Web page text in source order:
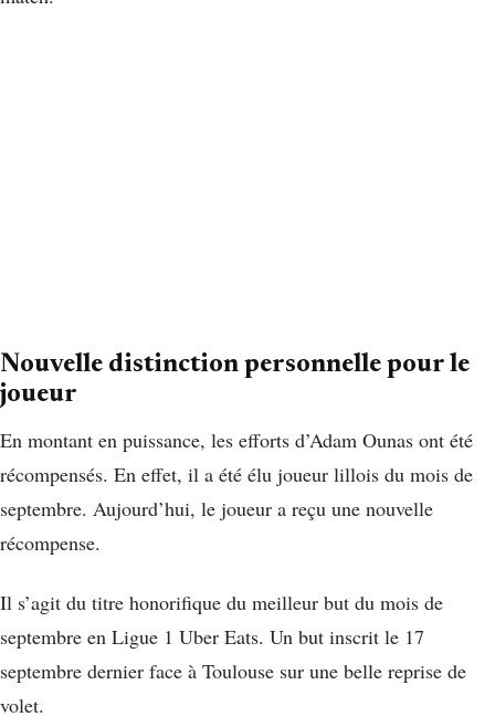
Nouvelle distinction personnelle pour le
joueur
En montant en puissance, les efforts d’Adam Ounas ont été
récompensés. En effet, il a été élu joueur lillois du mois de
septembre. Aujourd’hui, le joueur a reçu une nouvelle
récompense.
Il s’agit du titre honorifique du meilleur but du mois de
septembre en Ligue 1 Uber Eats. Un but inscrit le 17
septembre dernier face à Toulouse sur une belle reprise de
volet.